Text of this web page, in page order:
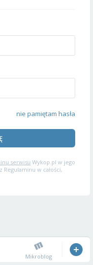
nie pamiętam hasła
serwisu Wykop.pl w jego
w całości,
Mikroblog